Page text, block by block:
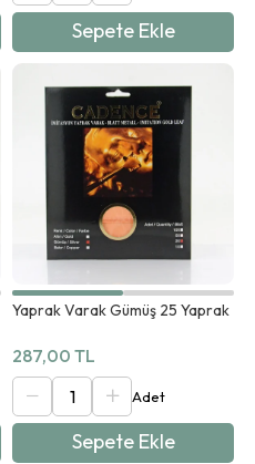
Sepete Ekle
Yaprak Varak Gümüş 25 Yaprak
287,00 TL
Sepete Ekle